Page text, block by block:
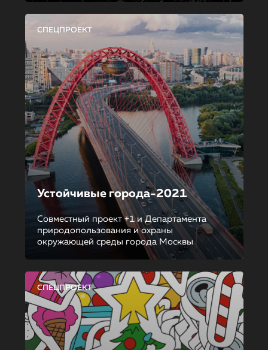
СПЕЦПРОЕКТ
Устойчивые города-2021
Совместный проект +1 и Департамента
природопользования и охраны
окружающей среды города Москвы
СПЕЦПРОЕКТ